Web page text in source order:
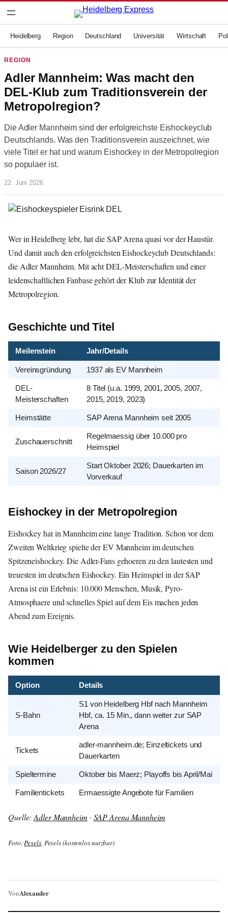
Inhalt
Heidelberg Region Deutschland Universität Wirtschaft
REGION
Adler Mannheim: Was macht den
DEL-Klub zum Traditionsverein der
Metropolregion?
Die Adler Mannheim sind der erfolgreichste Eishockeyclub
Deutschlands. Was den Traditionsverein auszeichnet, wie
viele Titel er hat und warum Eishockey in der Metropolregion
so populaer ist.
22. Juni 2026
Wer in Heidelberg lebt, hat die SAP Arena quasi vor der Haustür.
Und damit auch den erfolgreichsten Eishockeyclub Deutschlands:
die Adler Mannheim. Mit acht DEL-Meisterschaften und einer
leidenschaftlichen Fanbase gehört der Klub zur Identität der
Metropolregion.
Geschichte und Titel
Meilenstein Jahr/Details
Vereinsgründung 1937 als EV Mannheim
DEL-
Meisterschaften
8 Titel (u.a. 1999, 2001, 2005, 2007,
2015, 2019, 2023)
Heimstätte SAP Arena Mannheim seit 2005
Zuschauerschnitt
Regelmaessig über 10.000 pro
Heimspiel
Saison 2026/27
Start Oktober 2026; Dauerkarten im
Vorverkauf
Eishockey in der Metropolregion
Eishockey hat in Mannheim eine lange Tradition. Schon vor dem
Zweiten Weltkrieg spielte der EV Mannheim im deutschen
Spitzeneishockey. Die Adler-Fans gehoeren zu den lautesten und
treuesten im deutschen Eishockey. Ein Heimspiel in der SAP
Arena ist ein Erlebnis: 10.000 Menschen, Musik, Pyro-
Atmosphaere und schnelles Spiel auf dem Eis machen jeden
Abend zum Ereignis.
Wie Heidelberger zu den Spielen
kommen
Option Details
S-Bahn
S1 von Heidelberg Hbf nach Mannheim
Hbf, ca. 15 Min., dann weiter zur SAP
Arena
Tickets
adler-mannheim.de; Einzeltickets und
Dauerkarten
Spieltermine Oktober bis Maerz; Playoffs bis April/Mai
Familientickets Ermaessigte Angebote für Familien
Quelle:Adler Mannheim · SAP Arena Mannheim
Foto:Pexels, Pexels (kostenlos nutzbar)
VonAlexander